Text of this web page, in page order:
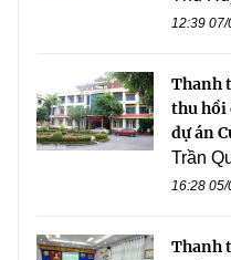
12:39
Thanh
thu hồi
dự án
Trần
16:28
Thanh